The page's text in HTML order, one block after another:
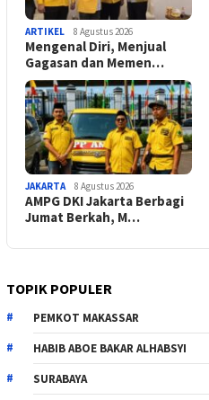
ARTIKEL 8 Agustus 2026
Mengenal Diri, Menjual
Gagasan dan Memen…
JAKARTA 8 Agustus 2026
AMPG DKI Jakarta Berbagi
Jumat Berkah, M…
TOPIK POPULER
PEMKOT MAKASSAR
HABIB ABOE BAKAR ALHABSYI
SURABAYA